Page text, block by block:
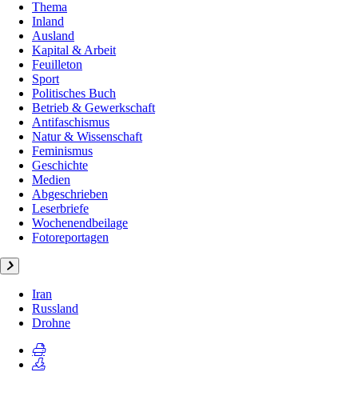
Thema
Inland
Ausland
Kapital & Arbeit
Feuilleton
Sport
Politisches Buch
Betrieb & Gewerkschaft
Antifaschismus
Natur & Wissenschaft
Feminismus
Geschichte
Medien
Abgeschrieben
Leserbriefe
Wochenendbeilage
Fotoreportagen
Iran
Russland
Drohne